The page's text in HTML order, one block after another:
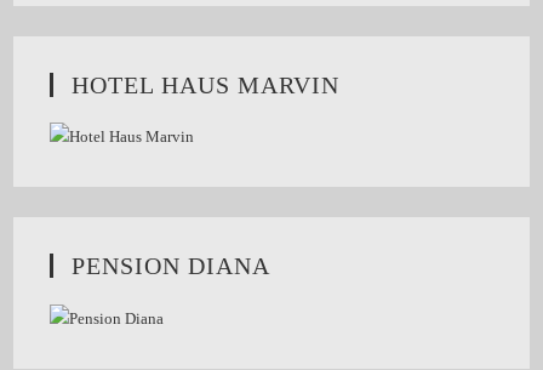
HOTEL HAUS MARVIN
PENSION DIANA